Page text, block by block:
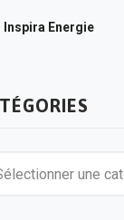
Inspira Energie